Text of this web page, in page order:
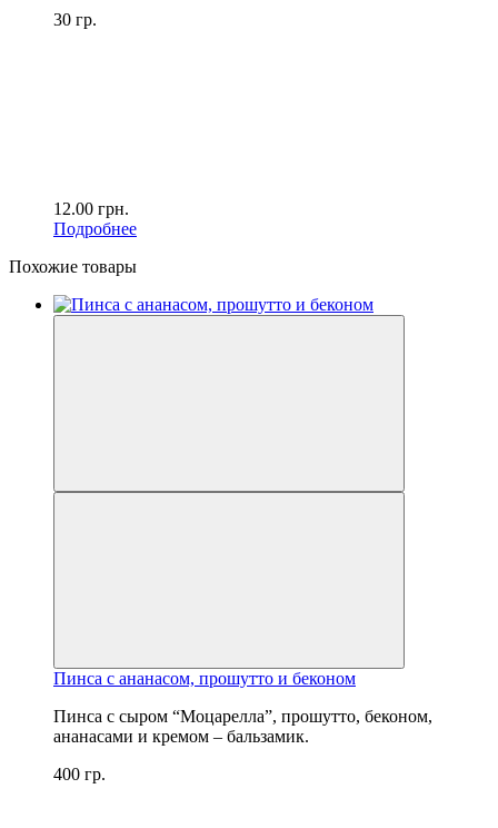
30 гр.
12.00 грн.
Подробнее
Похожие товары
Пинса с ананасом, прошутто и беконом
Пинса с сыром “Моцарелла”, прошутто, беконом,
ананасами и кремом – бальзамик.
400 гр.